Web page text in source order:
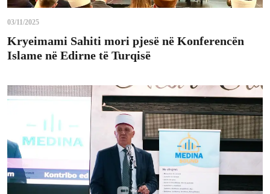
03/11/2025
Kryeimami Sahiti mori pjesë në Konferencën
Islame në Edirne të Turqisë